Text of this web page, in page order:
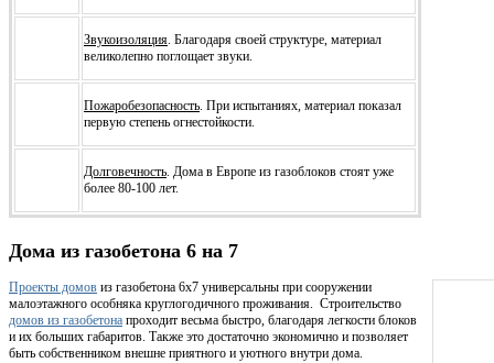
Звукоизоляция. Благодаря своей структуре, материал
великолепно поглощает звуки.
Пожаробезопасность. При испытаниях, материал показал
первую степень огнестойкости.
Долговечность. Дома в Европе из газоблоков стоят уже
более 80-100 лет.
Дома из газобетона 6 на 7
Проекты домов из газобетона 6х7 универсальны при сооружении
малоэтажного особняка круглогодичного проживания. Строительство
домов из газобетона проходит весьма быстро, благодаря легкости блоков
и их больших габаритов. Также это достаточно экономично и позволяет
быть собственником внешне приятного и уютного внутри дома.